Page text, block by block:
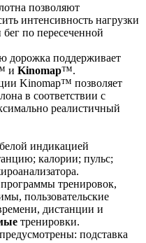
позволяют
интенсивность нагрузки
по пересеченной
дорожка поддерживает
и Kinomap™.
Kinomap™ позволяет
в соответствии с
реалистичный
индикацией
калории; пульс;
тренировок,
пользовательские
дистанции и
тренировки.
подставка